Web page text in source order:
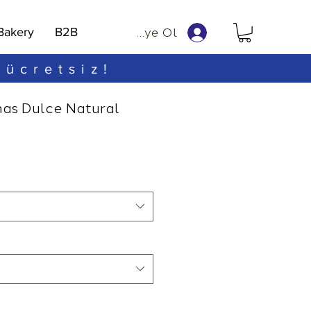
B2B Üye Ol
Dulce Natural